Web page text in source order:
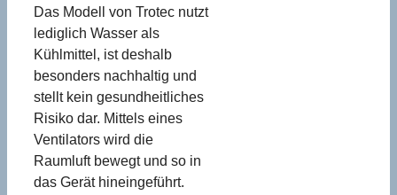
Das Modell von Trotec nutzt
lediglich Wasser als
Kühlmittel, ist deshalb
besonders nachhaltig und
stellt kein gesundheitliches
Risiko dar. Mittels eines
Ventilators wird die
Raumluft bewegt und so in
das Gerät hineingeführt.